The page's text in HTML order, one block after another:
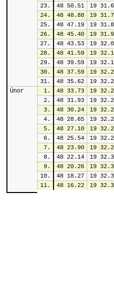
23.
48 50.51
19
24.
48 48.88
19
25.
48 47.19
19
26.
48 45.40
19
27.
48 43.53
19
28.
48 41.59
19
29.
48 39.59
19
30.
48 37.59
19
31.
48 35.62
19
Únor
1. 48 33.73
19
2.
48 31.93
19
3.
48 30.24
19
4.
48 28.65
19
5.
48 27.10
19
6.
48 25.54
19
7.
48 23.90
19
8.
48 22.14
19
9.
48 20.26
19
10.
48 18.27
19
11.
48 16.22 19